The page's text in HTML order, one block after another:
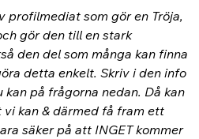
profilmediat som gör en Tröja,
gör den till en stark
den del som många kan finna
detta enkelt. Skriv i den info
på frågorna nedan. Då kan
kan & därmed få fram ett
säker på att INGET kommer